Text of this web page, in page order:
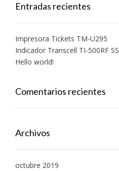
Entradas recientes
Impresora Tickets TM-U295
Indicador Transcell TI-500RF SS
Hello world!
Comentarios recientes
Archivos
octubre 2019